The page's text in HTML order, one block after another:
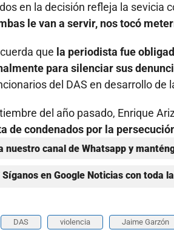
en la decisión refleja la sevicia
le van a servir, nos tocó
que la periodista fue
para silenciar sus
del DAS en desarrollo de
del año pasado, Enrique
de condenados por la
nuestro canal de Whatsapp y
en Google Noticias con toda
DAS violencia Jaime Garzón